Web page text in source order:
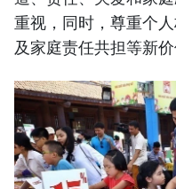
重视，同时，尊重个
及家庭责任共担等新